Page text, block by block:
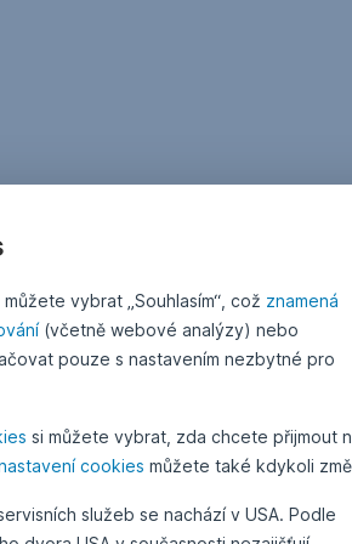
vybrat „Souhlasím“, což znamená
(včetně webové analýzy) nebo
pouze s nastavením nezbytné pro
si můžete vybrat, zda chcete přijmout
cookies můžete také kdykoli
služeb se nachází v USA. Podle